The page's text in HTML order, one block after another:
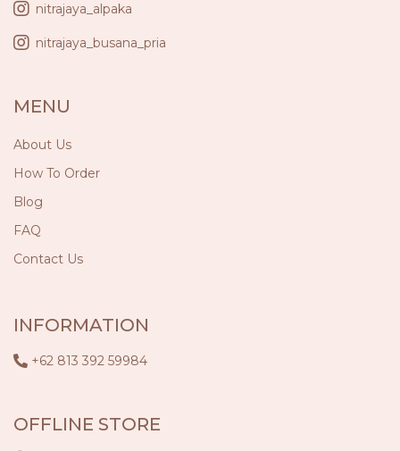
nitrajaya_alpaka
nitrajaya_busana_pria
MENU
About Us
How To Order
Blog
FAQ
Contact Us
INFORMATION
+62 813 392 59984
OFFLINE STORE